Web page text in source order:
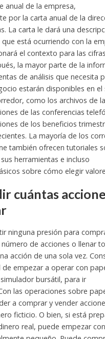
anual de la empresa,
por la carta anual de la
La carta le dará una
está ocurriendo con la
el contexto para las
la mayor parte de la
de análisis que necesita
estarán disponibles en el
como los archivos de la
de las conferencias
de los beneficios
La mayoría de los
también ofrecen tutoriales
herramientas e incluso
sobre cómo elegir
cuántas
ninguna presión para
de acciones o llenar
acción de una sola vez.
empezar a operar con
bursátil, para ir
las operaciones sobre
a comprar y vender
ficticio. O bien, si está
real, puede empezar